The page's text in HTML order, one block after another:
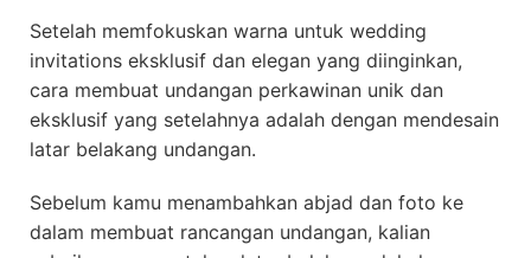
Setelah memfokuskan warna untuk wedding
invitations eksklusif dan elegan yang diinginkan,
cara membuat undangan perkawinan unik dan
eksklusif yang setelahnya adalah dengan mendesain
latar belakang undangan.
Sebelum kamu menambahkan abjad dan foto ke
dalam membuat rancangan undangan, kalian